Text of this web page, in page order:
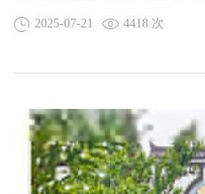
动！2025-07-21 4418 次